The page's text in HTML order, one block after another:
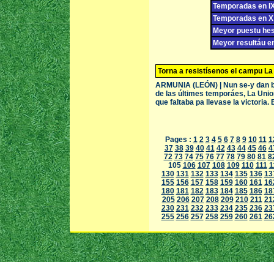
Temporadas en
Temporadas en
Meyor puestu
Meyor resultáu
Torna a resistísenos el campu La
ARMUNIA (LEÓN) | Nun se-y
de las últimes temporáes, La
que faltaba pa llevase la victoria.
Pages : 1 2 3 4 5 6 7 8 9 10 11
37 38 39 40 41 42 43 44 45 46
72 73 74 75 76 77 78 79 80 81
105 106 107 108 109 110 111
130 131 132 133 134 135 136
155 156 157 158 159 160 161
180 181 182 183 184 185 186
205 206 207 208 209 210 211
230 231 232 233 234 235 236
255 256 257 258 259 260 261